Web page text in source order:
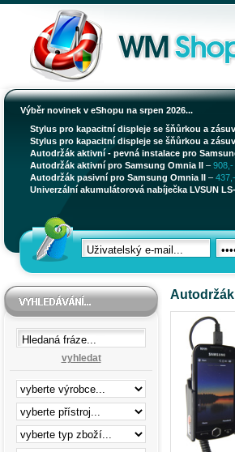
Výběr novinek v eShopu na srpen 2026...
Stylus pro kapacitní displeje se šňůrkou a
Stylus pro kapacitní displeje se šňůrkou a
Autodržák aktivní - pevná instalace pro
Autodržák aktivní pro Samsung Omnia II – 908,-
Autodržák pasivní pro Samsung Omnia II –
Univerzální akumulátorová nabíječka LVSUN
vyhledat